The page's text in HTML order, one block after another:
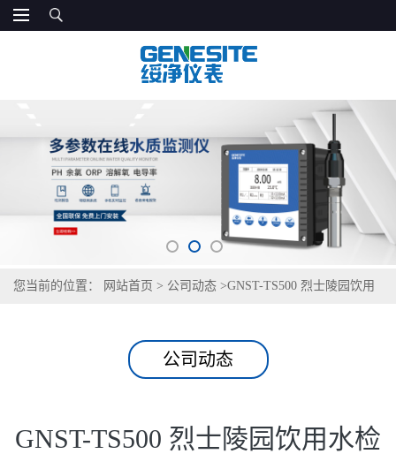
您当前的位置： 网站首页 > 公司动态 >GNST-TS500 烈士陵园饮用
公司动态
GNST-TS500 烈士陵园饮用水检